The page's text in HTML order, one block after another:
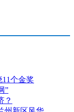
11个金奖
”
？